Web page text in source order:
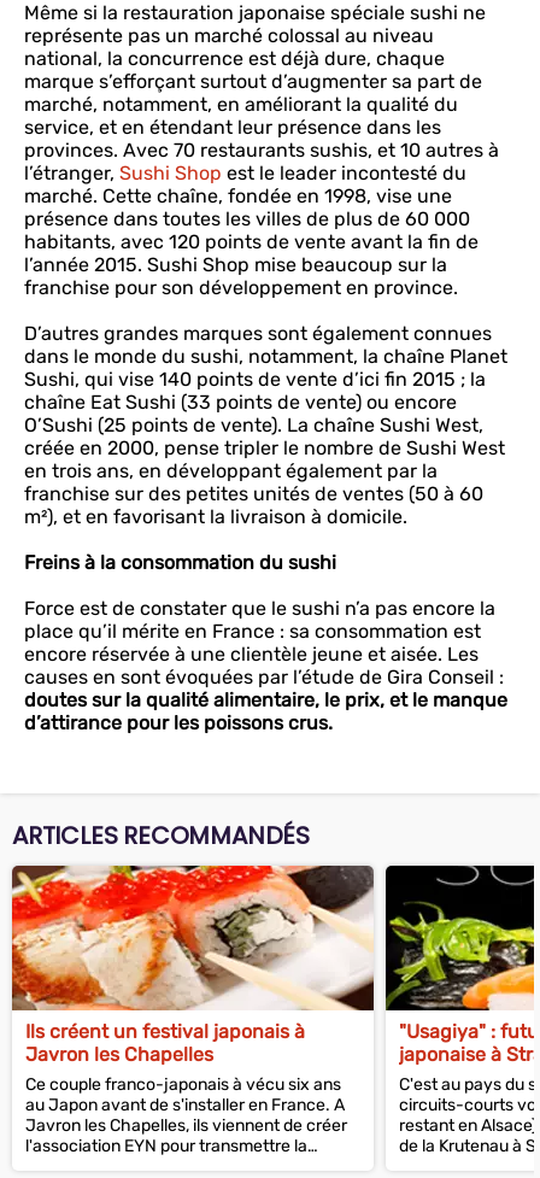
Même si la restauration japonaise spéciale sushi ne
représente pas un marché colossal au niveau
national, la concurrence est déjà dure, chaque
marque s’efforçant surtout d’augmenter sa part de
marché, notamment, en améliorant la qualité du
service, et en étendant leur présence dans les
provinces. Avec 70 restaurants sushis, et 10 autres à
l’étranger, Sushi Shop est le leader incontesté du
marché. Cette chaîne, fondée en 1998, vise une
présence dans toutes les villes de plus de 60 000
habitants, avec 120 points de vente avant la fin de
l’année 2015. Sushi Shop mise beaucoup sur la
franchise pour son développement en province.
D’autres grandes marques sont également connues
dans le monde du sushi, notamment, la chaîne Planet
Sushi, qui vise 140 points de vente d’ici fin 2015 ; la
chaîne Eat Sushi (33 points de vente) ou encore
O’Sushi (25 points de vente). La chaîne Sushi West,
créée en 2000, pense tripler le nombre de Sushi West
en trois ans, en développant également par la
franchise sur des petites unités de ventes (50 à 60
m²), et en favorisant la livraison à domicile.
Freins à la consommation du sushi
Force est de constater que le sushi n’a pas encore la
place qu’il mérite en France : sa consommation est
encore réservée à une clientèle jeune et aisée. Les
causes en sont évoquées par l’étude de Gira Conseil :
doutes sur la qualité alimentaire, le prix, et le manque
d’attirance pour les poissons crus.
ARTICLES RECOMMANDÉS
Ils créent un festival japonais à
Javron les Chapelles
Ce couple franco-japonais à vécu six ans
au Japon avant de s'installer en France. A
Javron les Chapelles, ils viennent de créer
l'association EYN pour transmettre la
culture japonaise en Mayenne.
"Usagiya" :
japonaise à
C'est au pays du
circuits-courts
restant en
de la Krutenau à
Caspar ouvrira